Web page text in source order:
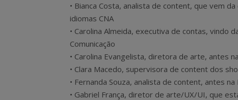
• Bianca Costa, analista de content, que vem
idiomas CNA
• Carolina Almeida, executiva de contas, vindo
Comunicação
• Carolina Evangelista, diretora de arte, antes
• Clara Macedo, supervisora de content dos
• Fernanda Souza, analista de content, antes na
• Gabriel França, diretor de arte/UX/UI, que